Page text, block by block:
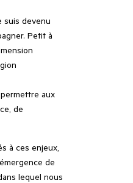
suis devenu
Petit à
aux
de
à ces enjeux,
de
lequel nous